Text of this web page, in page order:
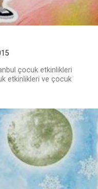
çocuk etkinlikleri
etkinlikleri ve çocuk